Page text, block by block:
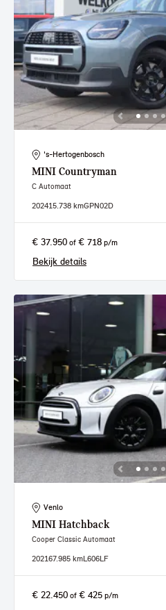
's-Hertogenbosch
MINI Countryman
C Automaat
202415.738 kmGPN02D
€ 37.950 of € 718 p/m
Bekijk details
Venlo
MINI Hatchback
Cooper Classic Automaat
202167.985 kmL606LF
€ 22.450 of € 425 p/m